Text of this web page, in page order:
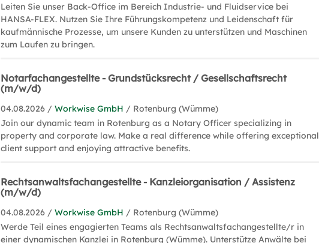
Leiten Sie unser Back-Office im Bereich Industrie- und Fluidservice bei
HANSA-FLEX. Nutzen Sie Ihre Führungskompetenz und Leidenschaft für
kaufmännische Prozesse, um unsere Kunden zu unterstützen und Maschinen
zum Laufen zu bringen.
Notarfachangestellte - Grundstücksrecht / Gesellschaftsrecht
(m/w/d)
04.08.2026 /Workwise GmbH / Rotenburg (Wümme)
Join our dynamic team in Rotenburg as a Notary Officer specializing in
property and corporate law. Make a real difference while offering exceptional
client support and enjoying attractive benefits.
Rechtsanwaltsfachangestellte - Kanzleiorganisation / Assistenz
(m/w/d)
04.08.2026 /Workwise GmbH / Rotenburg (Wümme)
Werde Teil eines engagierten Teams als Rechtsanwaltsfachangestellte/r in
einer dynamischen Kanzlei in Rotenburg (Wümme). Unterstütze Anwälte bei